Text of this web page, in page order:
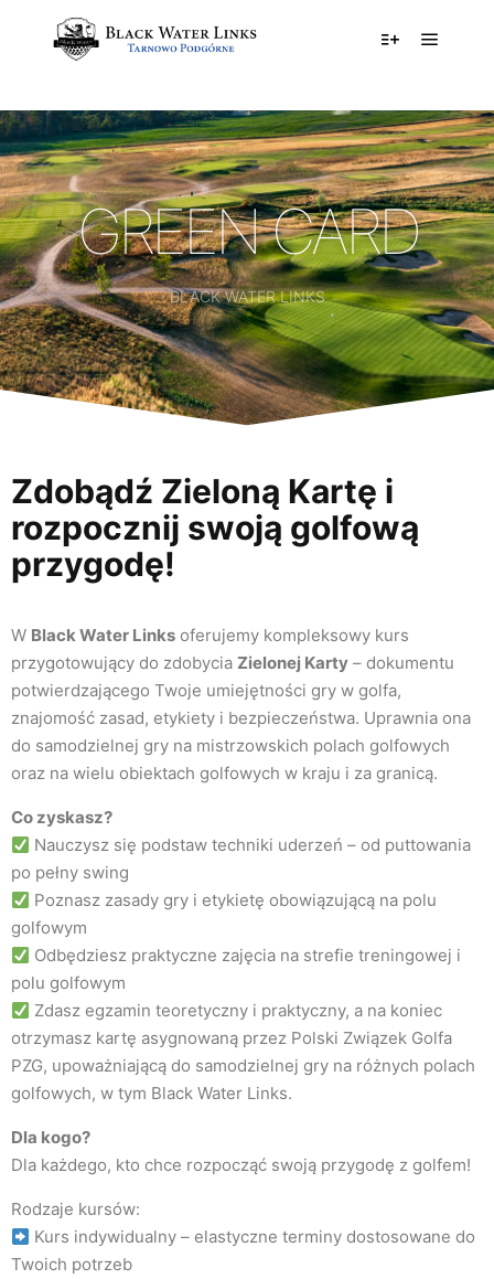
GREEN CARD
BLACK WATER LINKS
Zdobądź Zieloną Kartę i
rozpocznij swoją golfową
przygodę!​
W Black Water Links oferujemy kompleksowy kurs
przygotowujący do zdobycia Zielonej Karty – dokumentu
potwierdzającego Twoje umiejętności gry w golfa,
znajomość zasad, etykiety i bezpieczeństwa. Uprawnia ona
do samodzielnej gry na mistrzowskich polach golfowych
oraz na wielu obiektach golfowych w kraju i za granicą.
Co zyskasz?
Nauczysz się podstaw techniki uderzeń – od puttowania
po pełny swing
Poznasz zasady gry i etykietę obowiązującą na polu
golfowym
Odbędziesz praktyczne zajęcia na strefie treningowej i
polu golfowym
Zdasz egzamin teoretyczny i praktyczny, a na koniec
otrzymasz kartę asygnowaną przez Polski Związek Golfa
PZG, upoważniającą do samodzielnej gry na różnych polach
golfowych, w tym Black Water Links.
Dla kogo?
Dla każdego, kto chce rozpocząć swoją przygodę z golfem!
Rodzaje kursów:
Kurs indywidualny – elastyczne terminy dostosowane do
Twoich potrzeb